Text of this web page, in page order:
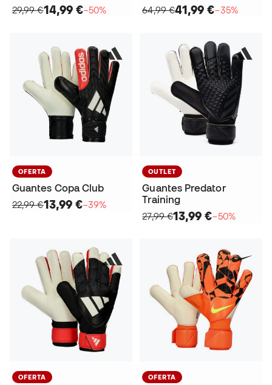
29,99 €14,99 €−50%
64,99 €41,99 €−35%
OFERTA
Guantes Copa Club
22,99 €13,99 €−39%
OUTLET
Guantes Predator
Training
27,99 €13,99 €−50%
OFERTA OFERTA